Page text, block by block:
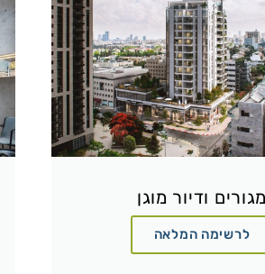
מגורים ודיור מוגן
לרשימה המלאה